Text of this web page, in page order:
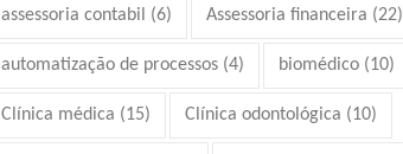
assessoria contabil (6) Assessoria financeira (22)
automatização de processos (4) biomédico (10)
Clínica médica (15) Clínica odontológica (10)